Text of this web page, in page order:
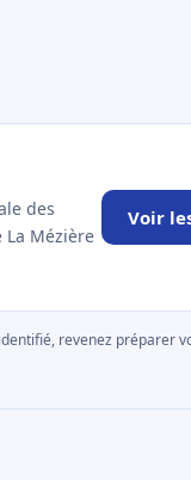
des
Mézière
Voir
revenez préparer